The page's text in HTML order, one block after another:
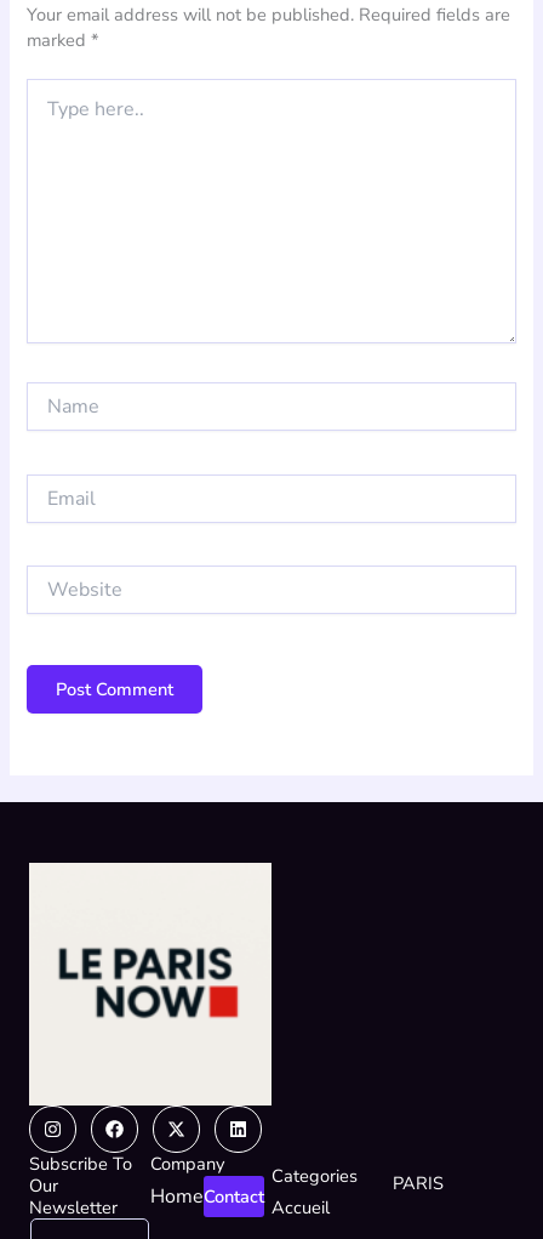
Your email address will not be published. Required fields are
marked*
here..
Email
Website
InstagramFacebook
X-
twitter
Linkedin
Subscribe To
Our
Newsletter
EE
Company
HomeContact
Categories
Accueil
PARIS